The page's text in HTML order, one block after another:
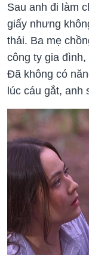
Sau anh đi làm
giấy nhưng
thải. Ba mẹ
công ty gia
Đã không có
lúc cáu gắt, anh